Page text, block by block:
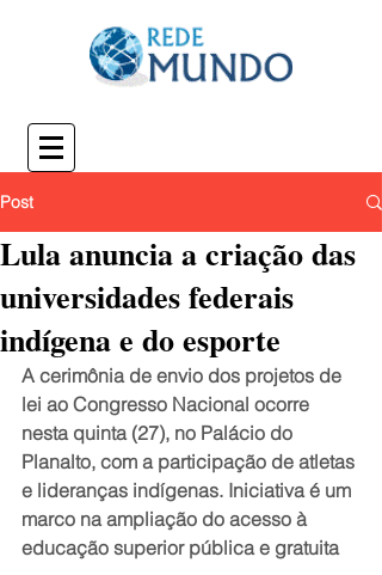
Post
Lula anuncia a criação das
universidades federais
indígena e do esporte
A cerimônia de envio dos projetos de
lei ao Congresso Nacional ocorre
nesta quinta (27), no Palácio do
Planalto, com a participação de atletas
e lideranças indígenas. Iniciativa é um
marco na ampliação do acesso à
educação superior pública e gratuita